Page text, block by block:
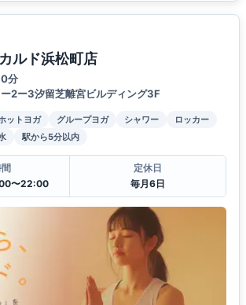
ルド浜松町店
分
2ー3汐留芝離宮ビルディング3F
ットヨガ グループヨガ シャワー
ロッカー
駅から5分以内
〜22:00
定休日
毎月6日